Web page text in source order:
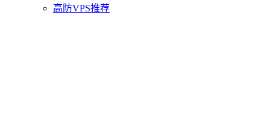
高防VPS推荐